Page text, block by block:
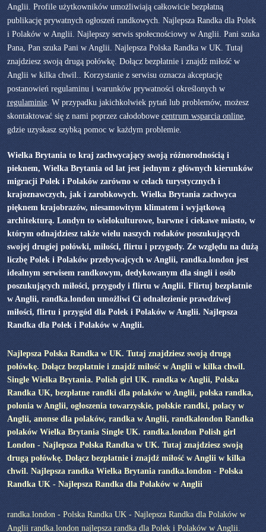
Anglii. Profile użytkowników umożliwiają całkowicie bezpłatną
publikację prywatnych ogłoszeń randkowych. Najlepsza Randka dla Polek
i Polaków w Anglii. Najlepszy serwis społecnościowy w Anglii. Pani szuka
Pana, Pan szuka Pani w Anglii. Najlepsza Polska Randka w UK. Tutaj
znajdziesz swoją drugą połówkę. Dołącz bezpłatnie i znajdź miłość w
Anglii w kilka chwil.. Korzystanie z serwisu oznacza akceptację
postanowień regulaminu i warunków prywatności określonych w
regulaminie. W przypadku jakichkolwiek pytań lub problemów, możesz
skontaktować się z nami poprzez całodobowe centrum wsparcia online,
gdzie uzyskasz szybką pomoc w każdym problemie.
Wielka Brytania to kraj zachwycający swoją różnorodnością i
pieknem, Wielka Brytania od lat jest jednym z głównych kierunków
migracji Polek i Polaków zarówno w celach turystycznych i
krajoznawczych, jak i zarobkowych. Wielka Brytania zachwyca
pięknem krajobrazów, niesamowitym klimatem i wyjątkową
architekturą. Londyn to wielokulturowe, barwne i ciekawe miasto, w
którym odnajdziesz także wielu naszych rodaków poszukujących
swojej drugiej połówki, miłości, flirtu i przygody. Ze względu na dużą
liczbę Polek i Polaków przebywajcych w Anglii, randka.london jest
idealnym serwisem randkowym, dedykowanym dla singli i osób
poszukujących miłości, przygody i flirtu w Anglii. Flirtuj bezpłatnie
w Anglii, randka.london umożliwi Ci odnalezienie prawdziwej
miłości, flirtu i przygód dla Polek i Polaków w Anglii. Najlepsza
Randka dla Polek i Polaków w Anglii.
Najlepsza Polska Randka w UK. Tutaj znajdziesz swoją drugą
połówkę. Dołącz bezpłatnie i znajdź miłość w Anglii w kilka chwil.
Single Wielka Brytania. Polish girl UK. randka w Anglii, Polska
Randka UK, bezpłatne randki dla polaków w Anglii, polska randka,
polonia w Anglii, ogłoszenia towarzyskie, polskie randki, polacy w
Anglii, anonse dla polaków, randka w Anglii, randkalondon Randka
polaków Wielka Brytania Single UK. randka.london Polish girl
London - Najlepsza Polska Randka w UK. Tutaj znajdziesz swoją
drugą połówkę. Dołącz bezpłatnie i znajdź miłość w Anglii w kilka
chwil. Najlepsza randka Wielka Brytania randka.london - Polska
Randka UK - Najlepsza Randka dla Polaków w Anglii
randka.london - Polska Randka UK - Najlepsza Randka dla Polaków w
Anglii randka.london najlepsza randka dla Polek i Polaków w Anglii.